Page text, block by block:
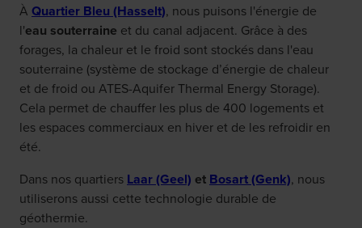
À Quartier Bleu (Hasselt), nous puisons l'énergie de
l'eau souterraine et du canal adjacent. Grâce à des
forages, la chaleur et le froid sont stockés dans l'eau
souterraine (système de stockage d’énergie de chaleur
et de froid ou ATES-Aquifer Thermal Energy Storage).
Cela permet de chauffer les plus de 400 logements et
les espaces commerciaux en hiver et de les refroidir en
été.
Dans nos quartiers Laar (Geel) et Bosart (Genk), nous
utiliserons aussi cette technologie durable de
géothermie.